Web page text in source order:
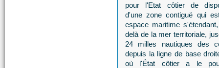
pour l'Etat côtier de
d'une zone contiguë qui
espace maritime
delà de la mer territoriale,
24 milles nautiques des
depuis la ligne de base
où l'État côtier a le